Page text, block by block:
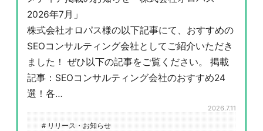
2026年7月」
株式会社オロパス様の以下記事にて、おすすめの
SEOコンサルティング会社としてご紹介いただき
ました！ ぜひ以下の記事をご覧ください。 掲載
記事：SEOコンサルティング会社のおすすめ24
選！各…
2026.7.11
# リリース・お知らせ